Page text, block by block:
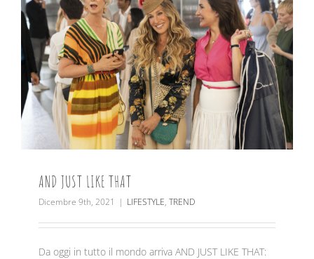
AND JUST LIKE THAT
Dicembre 9th, 2021 | LIFESTYLE, TREND
Da oggi in tutto il mondo arriva AND JUST LIKE THAT: